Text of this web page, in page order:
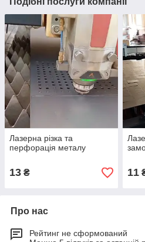
Лазерна різка та
перфорація металу
13 ₴ 11
Про нас
Рейтинг не сформований